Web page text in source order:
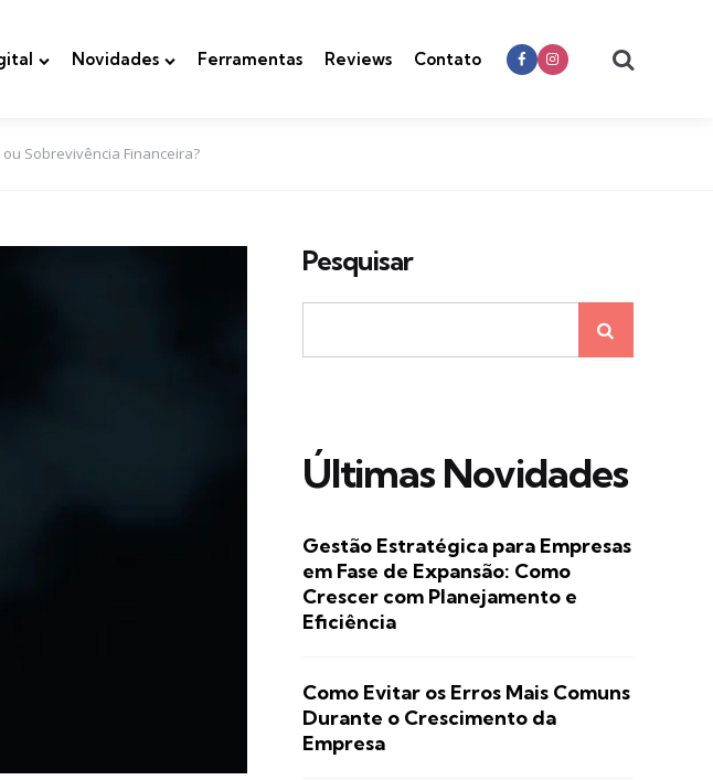
Novidades Ferramentas Reviews Contato
Sobrevivência Financeira?
Pesquisar
Últimas Novidades
Gestão Estratégica para Empresas
em Fase de Expansão: Como
Crescer com Planejamento e
Eficiência
Como Evitar os Erros Mais Comuns
Durante o Crescimento da
Empresa